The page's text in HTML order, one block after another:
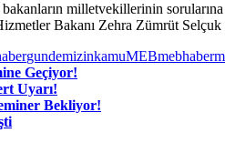
milletvekillerinin
Bakanı Zehra Zümrüt
gundemizinkamuMEBmebhaber
Geçiyor!
Uyarı!
Bekliyor!